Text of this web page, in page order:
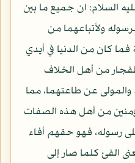
السلام: ان جميع ما بين
ولأتباعهما من
كان من الدنيا في أيدي
من أهل الخلاف
والمولى عن طاعتهما، مما
من أهل هذه الصفات
رسوله، فهو حقهم أفاء
الفئ كلما صار إلى